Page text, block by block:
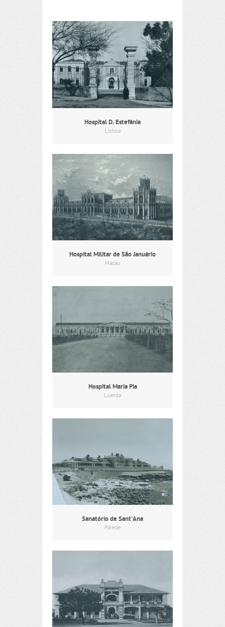
Hospital D. Estefânia
Lisboa
Hospital Militar de São Januário
Macau
Hospital Maria Pia
Luanda
Sanatório de Sant’Ana
Parede